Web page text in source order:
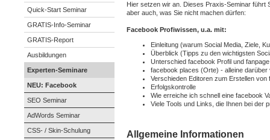
Quick-Start Seminar
GRATIS-Info-Seminar
GRATIS-Report
Ausbildungen
Experten-Seminare
NEU: Facebook
SEO Seminar
AdWords Seminar
CSS- / Skin-Schulung
Hier setzen wir an. Dieses Praxis-Seminar führt
aber auch, was Sie nicht machen dürfen:
Facebook Profiwissen, u.a. mit:
Einleitung (warum Social Media, Ziele,
Überblick (Tipps zu den wichtigsten
Unterschied facebook Profil und fanpage
facebook places (Orte) - alleine
Verschieden Editoren zum Erstellen von
Erfolgskontrolle
Wie erreiche ich schnell eine facebook
Viele Tools und Links, die Ihnen bei der
Allgemeine Informationen